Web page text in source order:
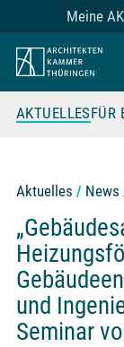
Zum Seiteninhalt
AKTUELLESFÜR
Meine
Aktuelles News
und
Seminar